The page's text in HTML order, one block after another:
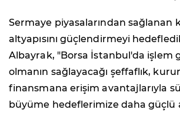
Sermaye piyasalarından sağlanan
altyapısını güçlendirmeyi
Albayrak, "Borsa İstanbul'da işlem
olmanın sağlayacağı şeffaflık,
finansmana erişim avantajlarıyla
büyüme hedeflerimize daha güçlü